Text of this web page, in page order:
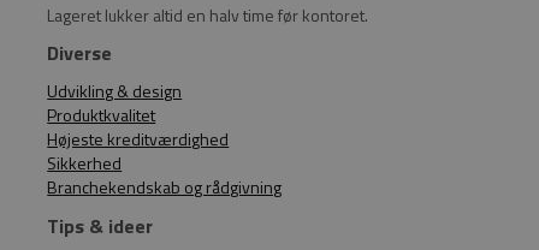
Lageret lukker altid en halv time før kontoret.
Diverse
Udvikling & design
Produktkvalitet
Højeste kreditværdighed
Sikkerhed
Branchekendskab og rådgivning
Tips & ideer